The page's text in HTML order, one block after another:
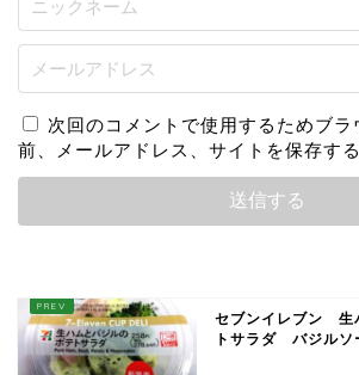
次回のコメントで使用するためブラ
前、メールアドレス、サイトを保存する
セブンイレブン 生
トサラダ バジルソ